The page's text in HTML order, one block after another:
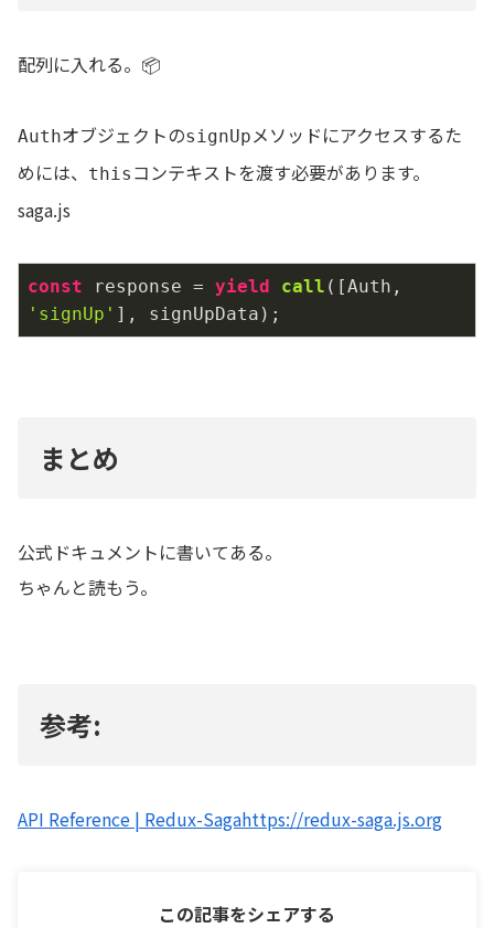
配列に入れる。📦
AuthオブジェクトのsignUp メソッドにアクセスするた
めには、
this コンテキストを渡す必要があります。
saga.js
const response = yield call (
'signUp' ], signUpData )
まとめ
公式ドキュメントに書いてある。
ちゃんと読もう。
参考:
API Reference | Redux-Sagahttps://redux-saga.js.org
この記事をシェアする